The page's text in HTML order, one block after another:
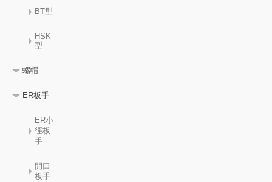
BT型
HSK
型
螺帽
ER板手
ER小
徑板
手
開口
板手